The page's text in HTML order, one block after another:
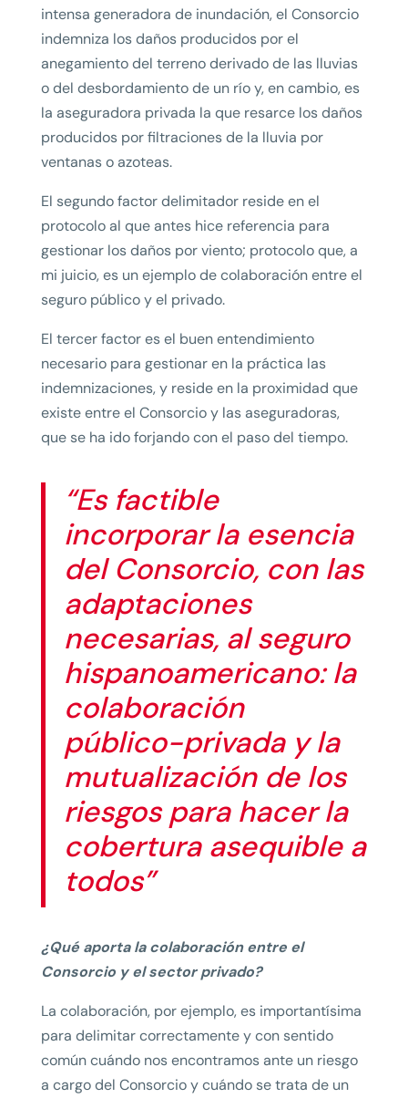
intensa generadora de inundación, el Consorcio
indemniza los daños producidos por el
anegamiento del terreno derivado de las lluvias
o del desbordamiento de un río y, en cambio, es
la aseguradora privada la que resarce los daños
producidos por filtraciones de la lluvia por
ventanas o azoteas.
El segundo factor delimitador reside en el
protocolo al que antes hice referencia para
gestionar los daños por viento; protocolo que, a
mi juicio, es un ejemplo de colaboración entre el
seguro público y el privado.
El tercer factor es el buen entendimiento
necesario para gestionar en la práctica las
indemnizaciones, y reside en la proximidad que
existe entre el Consorcio y las aseguradoras,
que se ha ido forjando con el paso del tiempo.
“Es factible
incorporar la esencia
del Consorcio, con las
adaptaciones
necesarias, al seguro
hispanoamericano: la
colaboración
público-privada y la
mutualización de los
riesgos para hacer la
cobertura asequible a
todos”
¿Qué aporta la colaboración entre el
Consorcio y el sector privado?
La colaboración, por ejemplo, es importantísima
para delimitar correctamente y con sentido
común cuándo nos encontramos ante un riesgo
a cargo del Consorcio y cuándo se trata de un